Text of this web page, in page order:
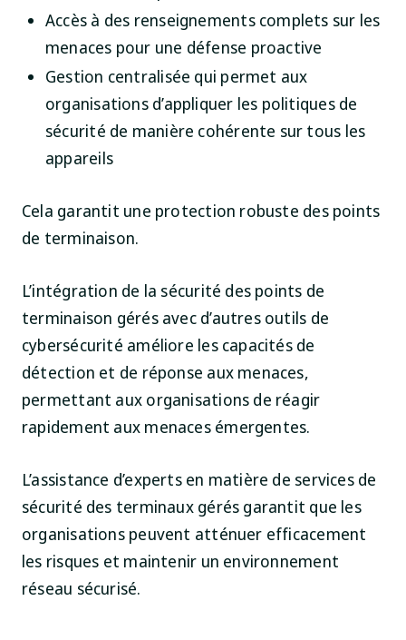
Accès à des renseignements complets sur les
menaces pour une défense proactive
Gestion centralisée qui permet aux
organisations d’appliquer les politiques de
sécurité de manière cohérente sur tous les
appareils
Cela garantit une protection robuste des points
de terminaison.
L’intégration de la sécurité des points de
terminaison gérés avec d’autres outils de
cybersécurité améliore les capacités de
détection et de réponse aux menaces,
permettant aux organisations de réagir
rapidement aux menaces émergentes.
L’assistance d’experts en matière de services de
sécurité des terminaux gérés garantit que les
organisations peuvent atténuer efficacement
les risques et maintenir un environnement
réseau sécurisé.